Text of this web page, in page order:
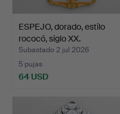
ESPEJO, dorado, estilo
rococó, siglo XX.
Subastado 2 jul 2026
5 pujas
64 USD